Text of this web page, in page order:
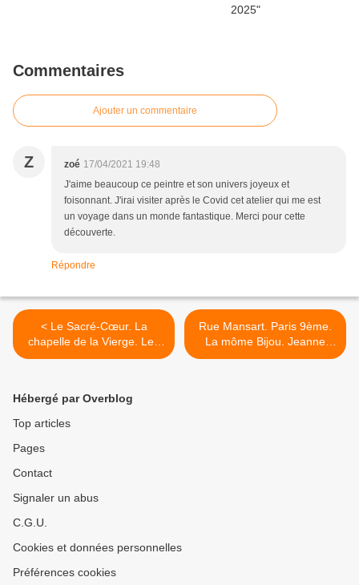
Commentaires
Ajouter un commentaire
Z zoé 17/04/2021 19:48
J'aime beaucoup ce peintre et son univers joyeux et
foisonnant. J'irai visiter après le Covid cet atelier qui me est
un voyage dans un monde fantastique. Merci pour cette
découverte.
Répondre
< Le Sacré-Cœur. La
chapelle de la Vierge. Les
mosaïques.
Rue Mansart. Paris 9ème.
La môme Bijou. Jeanne
Moreau. >
Hébergé par Overblog
Top articles
Pages
Contact
Signaler un abus
C.G.U.
Cookies et données personnelles
Préférences cookies